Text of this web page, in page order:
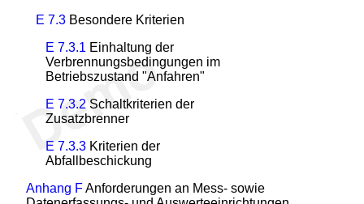
E 7.3 Besondere Kriterien
E 7.3.1 Einhaltung der
Verbrennungsbedingungen im
Betriebszustand "Anfahren"
E 7.3.2 Schaltkriterien der
Zusatzbrenner
E 7.3.3 Kriterien der
Abfallbeschickung
Anhang FAnforderungen an Mess- sowie